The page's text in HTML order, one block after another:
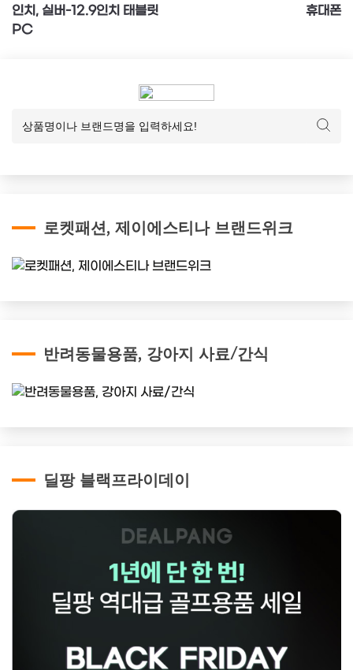
색
인치, 실버-12.9인치 태블릿
PC
휴대폰
로켓패션, 제이에스티나 브랜드위크
반려동물용품, 강아지 사료/간식
딜팡 블랙프라이데이